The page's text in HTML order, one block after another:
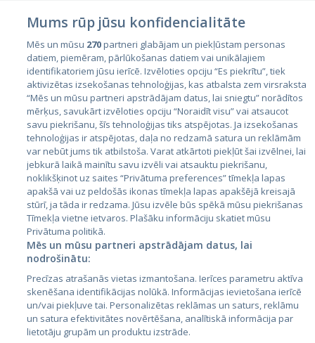
Valstis
Igaunija
Latvija
Lietuva
City24.lv
City24.ee
GetaPro.lv
GetaPro.ee
Skelbiu.lt
CVbankas.lt
Kainos.lt
Paslaugos.lt
auto24.ee
Mums rūp jūsu konfidencialitāte
Mēs un mūsu 270partneri glabājam un piekļūstam personas
datiem, piemēram, pārlūkošanas datiem vai unikālajiem
identifikatoriem jūsu ierīcē. Izvēloties opciju “Es piekrītu”, tiek
aktivizētas izsekošanas tehnoloģijas, kas atbalsta zem virsraksta
“Mēs un mūsu partneri apstrādājam datus, lai sniegtu” norādītos
mērķus, savukārt izvēloties opciju “Noraidīt visu” vai atsaucot
savu piekrišanu, šīs tehnoloģijas tiks atspējotas. Ja izsekošanas
tehnoloģijas ir atspējotas, daļa no redzamā satura un reklāmām
var nebūt jums tik atbilstoša. Varat atkārtoti piekļūt šai izvēlnei, lai
jebkurā laikā mainītu savu izvēli vai atsauktu piekrišanu,
noklikšķinot uz saites “Privātuma preferences” tīmekļa lapas
apakšā vai uz peldošās ikonas tīmekļa lapas apakšējā kreisajā
stūrī, ja tāda ir redzama. Jūsu izvēle būs spēkā mūsu piekrišanas
Tīmekļa vietne ietvaros. Plašāku informāciju skatiet mūsu
Privātuma politikā.
Mēs un mūsu partneri apstrādājam datus, lai
nodrošinātu:
Precīzas atrašanās vietas izmantošana. Ierīces parametru aktīva
skenēšana identifikācijas nolūkā. Informācijas ievietošana ierīcē
un/vai piekļuve tai. Personalizētas reklāmas un saturs, reklāmu
un satura efektivitātes novērtēšana, analītiskā informācija par
lietotāju grupām un produktu izstrāde.